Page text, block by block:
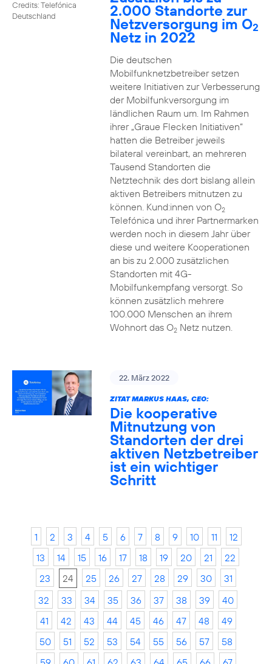
Credits: Telefónica
Deutschland
2.000 Standorte zur
Netzversorgung im O2
Netz in 2022
Die deutschen
Mobilfunknetzbetreiber setzen
weitere Initiativen zur Verbesserung
der Mobilfunkversorgung im
ländlichen Raum um. Im Rahmen
ihrer „Graue Flecken Initiativen“
hatten die Betreiber jeweils
bilateral vereinbart, an mehreren
Tausend Standorten die
Netztechnik des dort bislang allein
aktiven Betreibers mitnutzen zu
können. Kund:innen von O2
Telefónica und ihrer Partnermarken
werden noch in diesem Jahr über
diese und weitere Kooperationen
an bis zu 2.000 zusätzlichen
Standorten mit 4G-
Mobilfunkempfang versorgt. So
können zusätzlich mehrere
100.000 Menschen an ihrem
Wohnort das O2Netz nutzen.
22. März 2022
ZITAT MARKUS HAAS, CEO:
Die kooperative
Mitnutzung von
Standorten der drei
aktiven Netzbetreiber
ist ein wichtiger
Schritt
1 2 3 4 5 6 7 8 9 10 11
12
13
14 15 16 17 18 19 20 21
22
23
24 25 26 27 28 29 30
31
32
33 34 35 36 37 38 39
40
41
42 43 44 45 46 47 48
49
50
51 52 53 54 55 56 57
58